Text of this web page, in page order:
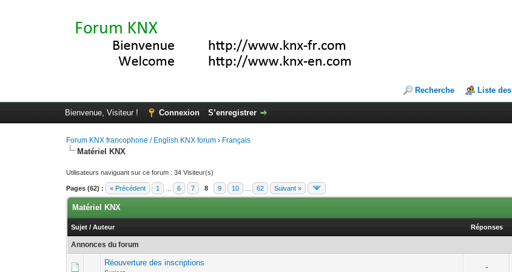
Recherche Liste
Bienvenue, Visiteur ! Connexion S’enregistrer
Forum KNX francophone / English KNX forum › Français
Matériel KNX
Utilisateurs naviguant sur ce forum : 34 Visiteur(s)
Pages (62) : « Précédent 1 6 7 8 9 10 62 Suivant »
Matériel KNX
Sujet /Auteur Réponses
Annonces du forum
Réouverture des inscriptions -